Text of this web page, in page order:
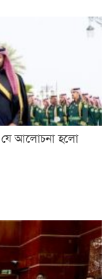
যে আলোচনা হলো